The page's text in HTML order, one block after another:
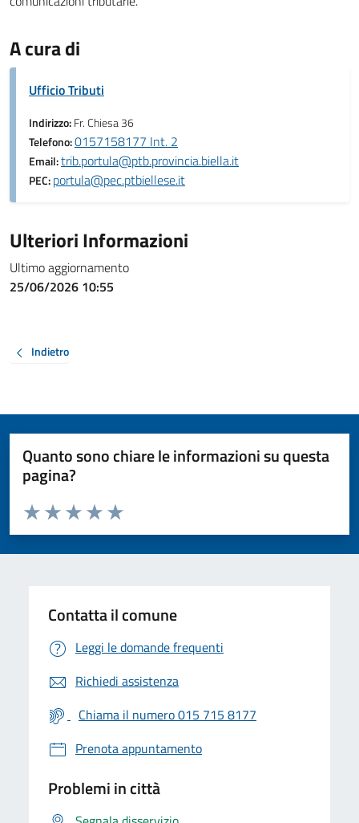
A cura di
Ufficio Tributi
Indirizzo:Fr. Chiesa 36
Telefono:0157158177 Int. 2
Email:trib.portula@ptb.provincia.biella.it
PEC:portula@pec.ptbiellese.it
Ulteriori Informazioni
Ultimo aggiornamento
25/06/2026 10:55
Indietro
Quanto sono chiare le informazioni su questa
pagina?
Valuta da 1 a 5 stelle la pagina
Valuta 5 stelle su 5
Valuta 4 stelle su 5
Valuta 3 stelle su 5
Valuta 2 stelle su 5
Valuta 1 stelle su 5
Contatta il comune
Leggi le domande frequenti
Richiedi assistenza
Chiama il numero 015 715 8177
Prenota appuntamento
Problemi in città